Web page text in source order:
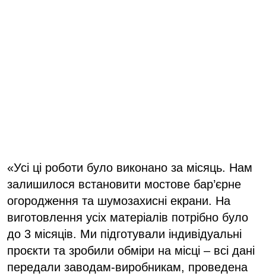
«Усі ці роботи було виконано за місяць. Нам
залишилося встановити мостове бар’єрне
огородження та шумозахисні екрани. На
виготовлення усіх матеріалів потрібно було
до 3 місяців. Ми підготували індивідуальні
проєкти та зробили обміри на місці – всі дані
передали заводам-виробникам, проведена